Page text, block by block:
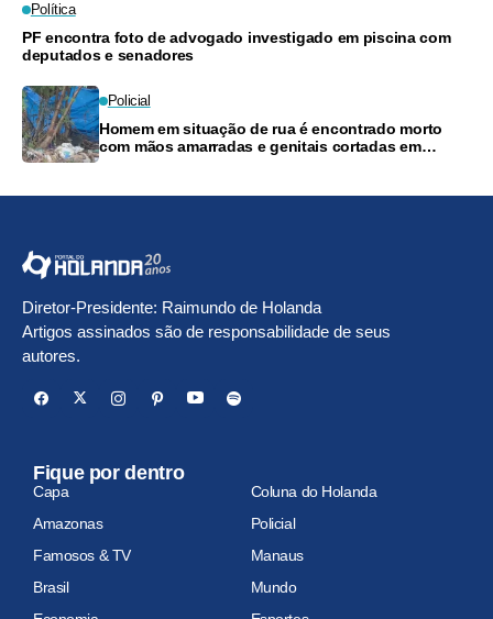
Política
PF encontra foto de advogado investigado em piscina com
deputados e senadores
Policial
Homem em situação de rua é encontrado morto
com mãos amarradas e genitais cortadas em
Diretor-Presidente: Raimundo de Holanda
Artigos assinados são de responsabilidade de seus
autores.
Fique por dentro
Capa
Coluna do Holanda
Amazonas
Policial
Famosos & TV
Manaus
Brasil
Mundo